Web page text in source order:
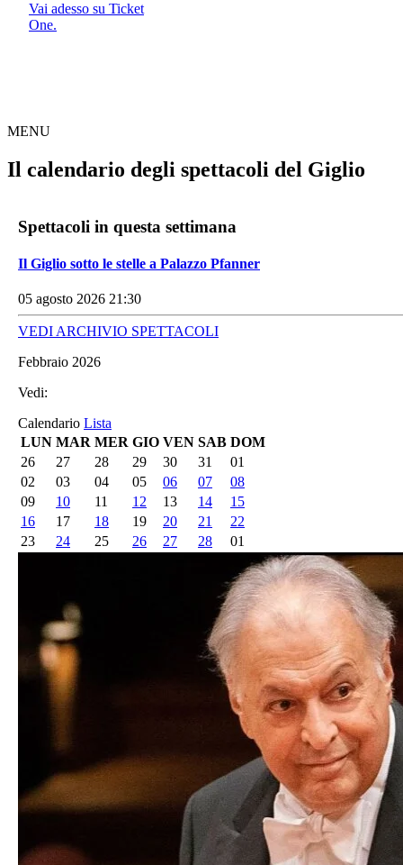
Vai adesso su Ticket
One.
MENU
Il calendario degli spettacoli del Giglio
Spettacoli in questa settimana
Il Giglio sotto le stelle a Palazzo Pfanner
05 agosto 2026 21:30
VEDI ARCHIVIO SPETTACOLI
Febbraio 2026
Vedi:
Calendario Lista
LUN MAR MER GIO VEN SAB DOM
26
27 28 29 30 31
01
02
03 04 05 06 07
08
09
10 11 12 13 14
15
16
17 18 19 20 21
22
23
24 25 26 27 28 01